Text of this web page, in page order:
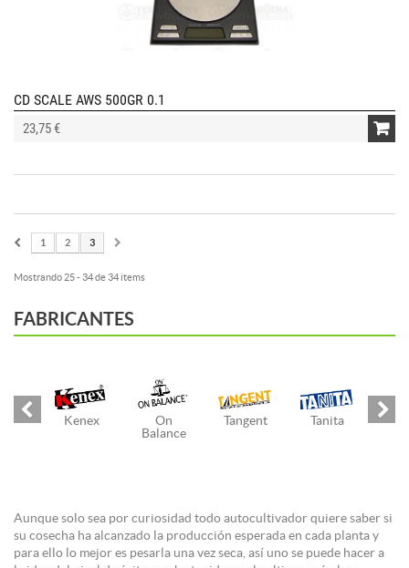
CD SCALE AWS 500GR 0.1
23,75 €
1 2 3
Mostrando 25 - 34 de 34 items
FABRICANTES
Kenex
On
Balance
Tangent Tanita
Aunque solo sea por curiosidad todo autocultivador quiere saber si
su cosecha ha alcanzado la producción esperada en cada planta y
para ello lo mejor es pesarla una vez seca, así uno se puede hacer a